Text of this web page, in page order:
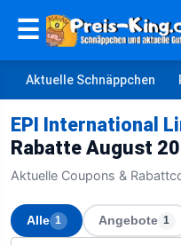
☰
Aktuelle Schnäppchen
EPI International
Rabatte August
Aktuelle Coupons &
Alle 1 Angebote 1